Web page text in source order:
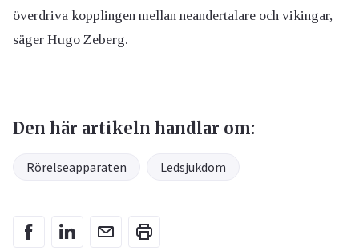
överdriva kopplingen mellan neandertalare och vikingar,
säger Hugo Zeberg.
Den här artikeln handlar om:
Rörelseapparaten Ledsjukdom